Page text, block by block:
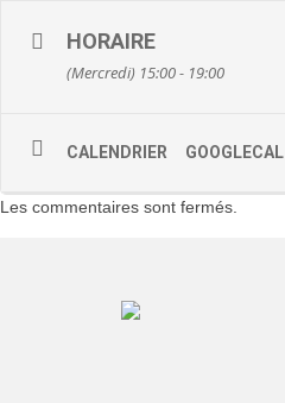
HORAIRE
(Mercredi) 15:00 - 19:00
CALENDRIER GOOGLECAL
Les commentaires sont fermés.